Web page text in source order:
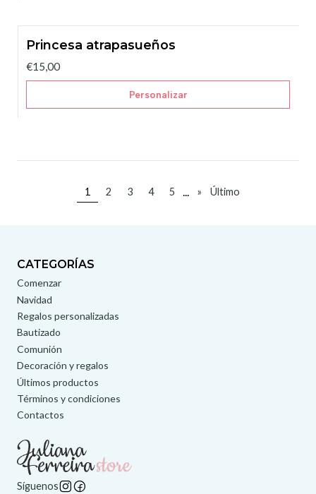
Princesa atrapasueños
€15,00
Personalizar
1 2 3 4 5 ... » Último
CATEGORÍAS
Comenzar
Navidad
Regalos personalizadas
Bautizado
Comunión
Decoración y regalos
Últimos productos
Términos y condiciones
Contactos
Síguenos